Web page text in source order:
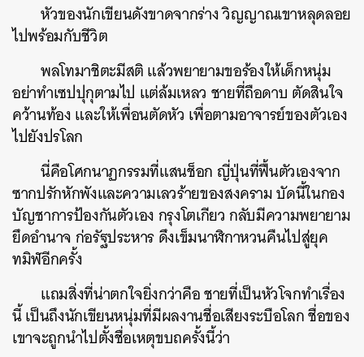
หัวของนักเขียนดังขาดจากร่าง วิญญาณเขาหลุดลอย
ไปพร้อมกับชีวิต
พลโทมาชิตะมีสติ แล้วพยายามขอร้องให้เด็กหนุ่ม
อย่าทำเซปปุกุตามไป แต่ล้มเหลว ชายที่ถือดาบ ตัดสินใจ
คว้านท้อง และให้เพื่อนตัดหัว เพื่อตามอาจารย์ของตัวเอง
ไปยังปรโลก
นี่คือโศกนาฏกรรมที่แสนช็อก ญี่ปุ่นที่ฟื้นตัวเองจาก
ซากปรักหักพังและความเลวร้ายของสงคราม บัดนี้ในกอง
บัญชาการป้องกันตัวเอง กรุงโตเกียว กลับมีความพยายาม
ยึดอำนาจ ก่อรัฐประหาร ดึงเข็มนาฬิกาหวนคืนไปสู่ยุค
ทมิฬอีกครั้ง
แถมสิ่งที่น่าตกใจยิ่งกว่าคือ ชายที่เป็นหัวโจกทำเรื่อง
นี้ เป็นถึงนักเขียนหนุ่มที่มีผลงานชื่อเสียงระบือโลก ชื่อของ
เขาจะถูกนำไปตั้งชื่อเหตุขบถครั้งนี้ว่า